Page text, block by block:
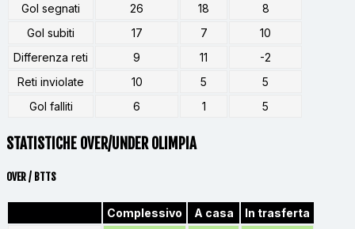
Gol segnati
26 18
8
Gol subiti
17 7
10
Differenza reti
9 11
-2
Reti inviolate
10 5
5
Gol falliti
6 1 5
STATISTICHE OVER/UNDER OLIMPIA
OVER / BTTS
Complessivo A casa
In trasferta